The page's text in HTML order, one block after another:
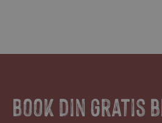
Book din gratis